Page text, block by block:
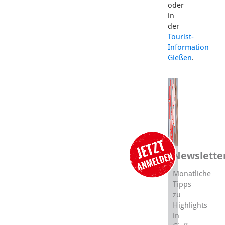
oder
in
der
Tourist-
Information
Gießen.
Monatliche
Tipps
zu
Highlights
in